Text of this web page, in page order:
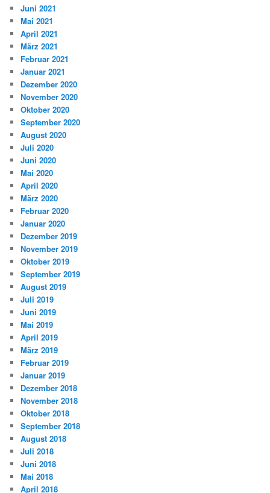
Juni 2021
Mai 2021
April 2021
März 2021
Februar 2021
Januar 2021
Dezember 2020
November 2020
Oktober 2020
September 2020
August 2020
Juli 2020
Juni 2020
Mai 2020
April 2020
März 2020
Februar 2020
Januar 2020
Dezember 2019
November 2019
Oktober 2019
September 2019
August 2019
Juli 2019
Juni 2019
Mai 2019
April 2019
März 2019
Februar 2019
Januar 2019
Dezember 2018
November 2018
Oktober 2018
September 2018
August 2018
Juli 2018
Juni 2018
Mai 2018
April 2018